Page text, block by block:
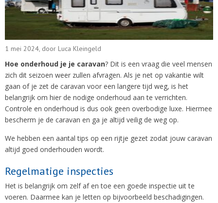
1 mei 2024, door Luca Kleingeld
Hoe onderhoud je je caravan? Dit is een vraag die veel mensen
zich dit seizoen weer zullen afvragen. Als je net op vakantie wilt
gaan of je zet de caravan voor een langere tijd weg, is het
belangrijk om hier de nodige onderhoud aan te verrichten.
Controle en onderhoud is dus ook geen overbodige luxe. Hiermee
bescherm je de caravan en ga je altijd veilig de weg op.
We hebben een aantal tips op een rijtje gezet zodat jouw caravan
altijd goed onderhouden wordt.
Regelmatige inspecties
Het is belangrijk om zelf af en toe een goede inspectie uit te
voeren. Daarmee kan je letten op bijvoorbeeld beschadigingen.